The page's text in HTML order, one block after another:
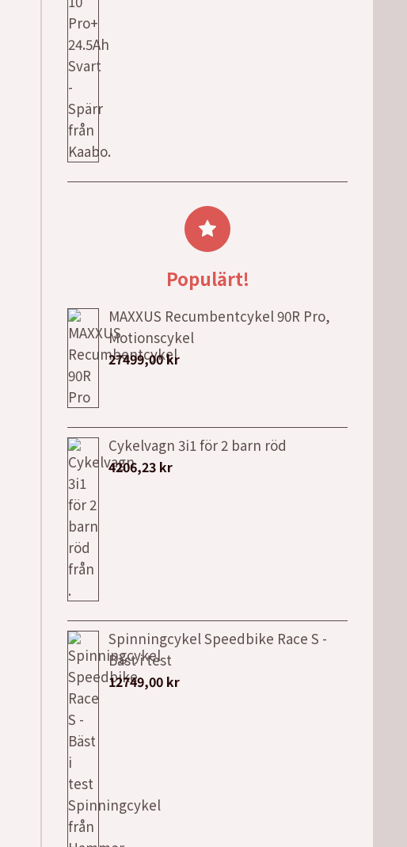
Populärt!
MAXXUS Recumbentcykel 90R Pro,
Motionscykel
27499,00kr
Cykelvagn 3i1 för 2 barn röd
4206,23 kr
Spinningcykel Speedbike Race S -
Bäst i test
12749,00 kr